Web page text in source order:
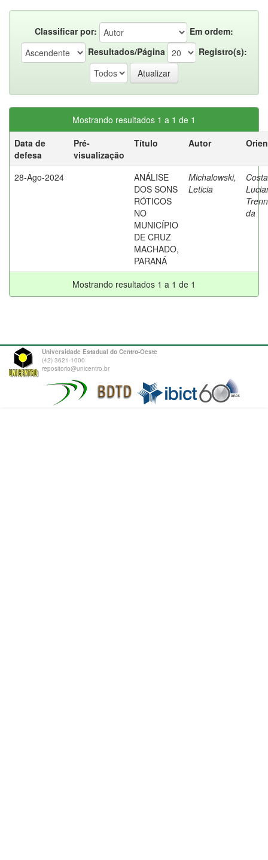
Classificar por:
Em ordem:
Resultados/Página
Registro(s):
Mostrando resultados 1 a 1 de 1
Data de
defesa
Pré-
visualização
Título Autor
28-Ago-2024
ANÁLISE
DOS SONS
RÓTICOS
NO
MUNICÍPIO
DE CRUZ
MACHADO,
PARANÁ
Michalowski,
Leticia
da
Mostrando resultados 1 a 1 de 1
Universidade Estadual do Centro-Oeste
(42) 3621-1000
repositorio@unicentro.br